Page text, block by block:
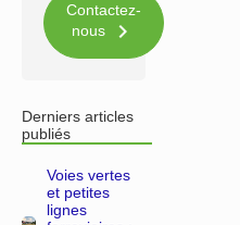
Contactez-
nous

Derniers articles
publiés
Voies vertes
et petites
lignes